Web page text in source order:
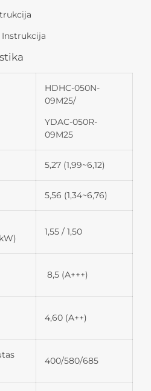
HDHC-050N-
09M25/
YDAC-050R-
09M25
5,27 (1,99~6,12)
5,56 (1,34~6,76)
1,55 / 1,50
8,5 (A+++)
4,60 (A++)
400/580/685